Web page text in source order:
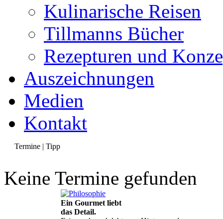
Kulinarische Reisen
Tillmanns Bücher
Rezepturen und
Auszeichnungen
Medien
Kontakt
Termine | Tipp
Keine Termine gefunden
Ein Gourmet liebt
das Detail.